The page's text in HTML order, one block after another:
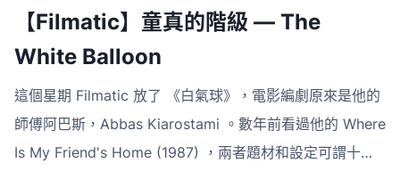
在說系列電影，大多人會指向漫畫世界的 Marvel、DC 的
電影宇宙；書籍改篇的哈利波特、魔戒等三部曲；再講就是
部曲也是商業因素，一是原著小說銷量斐然，一是電影第一
集叫好叫座，
【Filmatic】童真的階級 — The
White Balloon
這個星期 Filmatic 放了 《白氣球》，電影編劇原來是他的
師傅阿巴斯，Abbas Kiarostami 。數年前看過他的 Where
Is My Friend's Home (1987) ，兩者題材和設定可謂十分